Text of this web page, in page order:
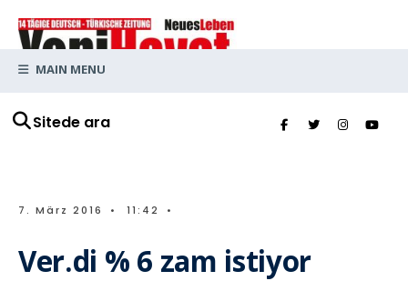
Sitede ara
MAIN MENU
7. März 2016 • 11:42 •
Ver.di % 6 zam istiyor